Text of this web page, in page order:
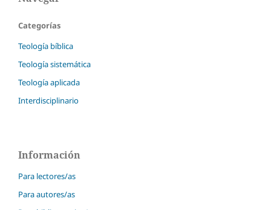
Categorías
Teología bíblica
Teología sistemática
Teología aplicada
Interdisciplinario
Información
Para lectores/as
Para autores/as